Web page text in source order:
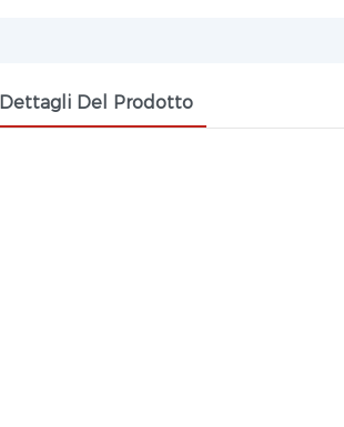
Dettagli Del Prodotto